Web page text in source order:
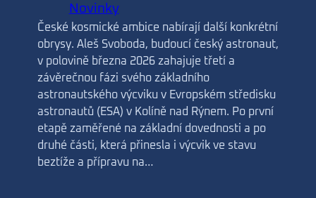
Novinky
České kosmické ambice nabírají další konkrétní
obrysy. Aleš Svoboda, budoucí český astronaut,
v polovině března 2026 zahajuje třetí a
závěrečnou fázi svého základního
astronautského výcviku v Evropském středisku
astronautů (ESA) v Kolíně nad Rýnem. Po první
etapě zaměřené na základní dovednosti a po
druhé části, která přinesla i výcvik ve stavu
beztíže a přípravu na…